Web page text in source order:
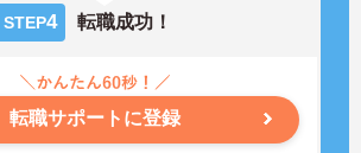
STEP4 転職成功！
転職サポートに登録